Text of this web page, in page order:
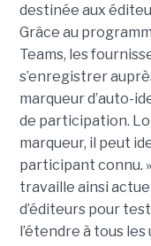
destinée aux
Grâce au
Teams, les
s’enregistrer
marqueur d’auto-
de participation.
marqueur, il peut
participant connu.
travaille ainsi
d’éditeurs pour
l’étendre à tous